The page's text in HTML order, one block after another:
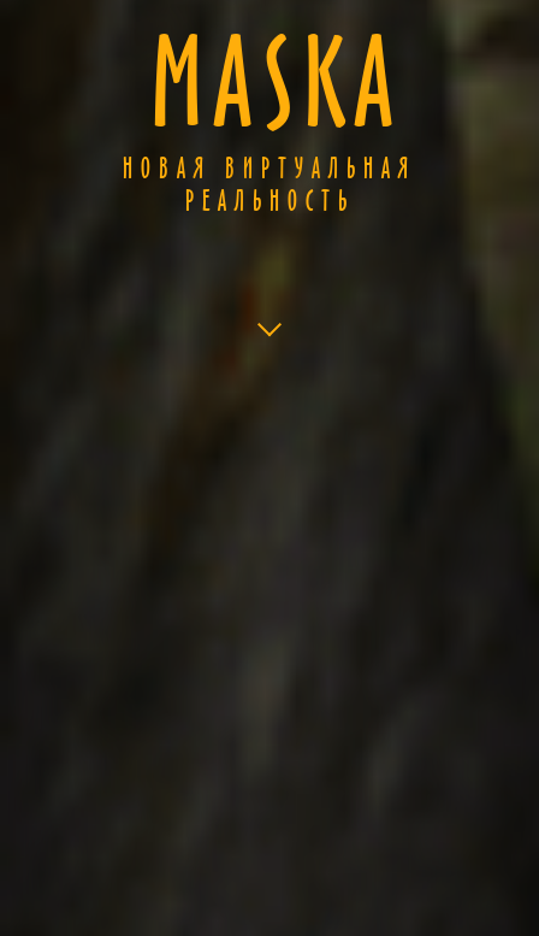
MASKA
НОВАЯ ВИРТУАЛЬНАЯ
РЕАЛЬНОСТЬ